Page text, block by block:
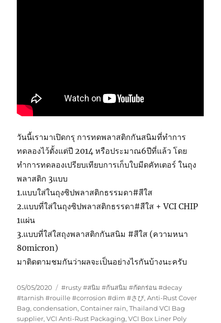
วันนี้เรามาเปิดกรุ การทดพลาสติกกันสนิมที่ทำการ
ทดลองไว้ตั้งแต่ปี 2014 หรือประมาณ6ปีที่แล้ว โดย
ทำการทดลองเปรียบเทียบการเก็บใบมีดคัทเตอร์ ในถุง
พลาสติก 3แบบ
1.แบบใส่ในถุงซิปพลาสติกธรรมดา#สีใส
2.แบบที่ใส่ในถุงซิปพลาสติกธรรดา#สีใส + VCI CHIP
1แผ่น
3.แบบที่ใส่ใสถุงพลาสติกกันสนิม #สีใส (ความหนา
80micron)
มาติดตามชมกันว่าผลจะเป็นอย่างไรกันบ้างนะครับ
Posted
on
05/05/2020 Tags
#rusty #สนิม #กันสนิม #กัดกร่อน #decay
#tarnish #rouille #corrosion #dim #さび,Anti-Rust Cover
Bag,condensation,Container rain,Thailand VCI Bag
supplier,VCI Anti-Rust Packaging,VCI Box Liner Poly